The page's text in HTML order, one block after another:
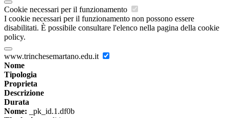
Cookie necessari per il funzionamento
I cookie necessari per il funzionamento non possono essere
disabilitati. È possibile consultare l'elenco nella pagina della cookie
policy.
www.trinchesemartano.edu.it
Nome
Tipologia
Proprieta
Descrizione
Durata
Nome: _pk_id.1.df0b